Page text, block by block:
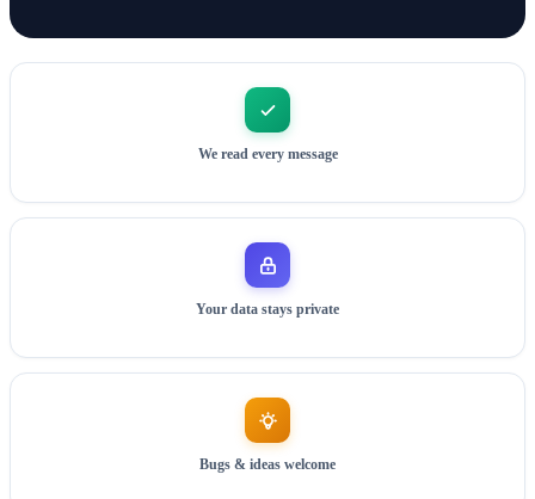
We read every message
Your data stays private
Bugs & ideas welcome